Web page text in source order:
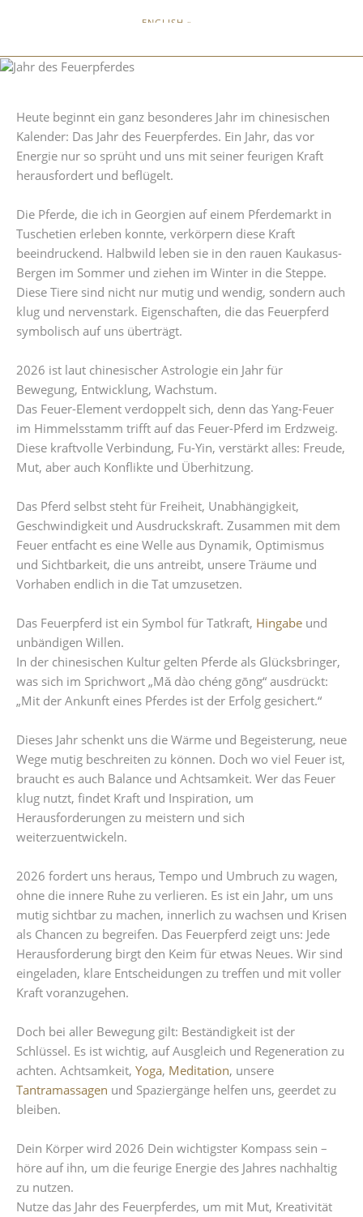
ENGLISH »
Heute beginnt ein ganz besonderes Jahr im chinesischen
Kalender: Das Jahr des Feuerpferdes. Ein Jahr, das vor
Energie nur so sprüht und uns mit seiner feurigen Kraft
herausfordert und beflügelt.
Die Pferde, die ich in Georgien auf einem Pferdemarkt in
Tuschetien erleben konnte, verkörpern diese Kraft
beeindruckend. Halbwild leben sie in den rauen Kaukasus-
Bergen im Sommer und ziehen im Winter in die Steppe.
Diese Tiere sind nicht nur mutig und wendig, sondern auch
klug und nervenstark. Eigenschaften, die das Feuerpferd
symbolisch auf uns überträgt.
2026 ist laut chinesischer Astrologie ein Jahr für
Bewegung, Entwicklung, Wachstum.
Das Feuer-Element verdoppelt sich, denn das Yang-Feuer
im Himmelsstamm trifft auf das Feuer-Pferd im Erdzweig.
Diese kraftvolle Verbindung, Fu-Yin, verstärkt alles: Freude,
Mut, aber auch Konflikte und Überhitzung.
Das Pferd selbst steht für Freiheit, Unabhängigkeit,
Geschwindigkeit und Ausdruckskraft. Zusammen mit dem
Feuer entfacht es eine Welle aus Dynamik, Optimismus
und Sichtbarkeit, die uns antreibt, unsere Träume und
Vorhaben endlich in die Tat umzusetzen.
Das Feuerpferd ist ein Symbol für Tatkraft, Hingabe und
unbändigen Willen.
In der chinesischen Kultur gelten Pferde als Glücksbringer,
was sich im Sprichwort „Mǎ dào chéng gōng“ ausdrückt:
„Mit der Ankunft eines Pferdes ist der Erfolg gesichert.“
Dieses Jahr schenkt uns die Wärme und Begeisterung, neue
Wege mutig beschreiten zu können. Doch wo viel Feuer ist,
braucht es auch Balance und Achtsamkeit. Wer das Feuer
klug nutzt, findet Kraft und Inspiration, um
Herausforderungen zu meistern und sich
weiterzuentwickeln.
2026 fordert uns heraus, Tempo und Umbruch zu wagen,
ohne die innere Ruhe zu verlieren. Es ist ein Jahr, um uns
mutig sichtbar zu machen, innerlich zu wachsen und Krisen
als Chancen zu begreifen. Das Feuerpferd zeigt uns: Jede
Herausforderung birgt den Keim für etwas Neues. Wir sind
eingeladen, klare Entscheidungen zu treffen und mit voller
Kraft voranzugehen.
Doch bei aller Bewegung gilt: Beständigkeit ist der
Schlüssel. Es ist wichtig, auf Ausgleich und Regeneration zu
achten. Achtsamkeit, Yoga, Meditation, unsere
Tantramassagen und Spaziergänge helfen uns, geerdet zu
bleiben.
Dein Körper wird 2026 Dein wichtigster Kompass sein –
höre auf ihn, um die feurige Energie des Jahres nachhaltig
zu nutzen.
Nutze das Jahr des Feuerpferdes, um mit Mut, Kreativität